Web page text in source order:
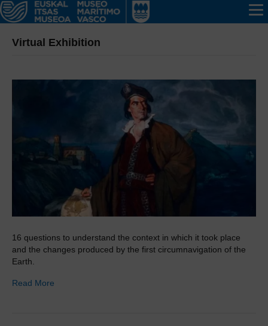
Virtual Exhibition
16 questions to understand the context in which it took place
and the changes produced by the first circumnavigation of the
Earth.
Read More